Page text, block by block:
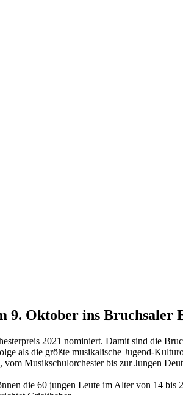
9. Oktober ins Bruchsaler
2021 nominiert. Damit sind die
als die größte musikalische Jugend-
Musikschulorchester bis zur Jungen
die 60 jungen Leute im Alter von 14 bis